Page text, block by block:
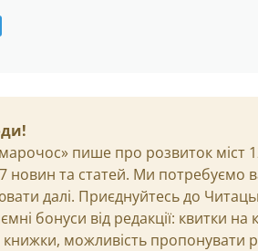
пише про розвиток міст
новин та статей. Ми потребуємо
далі. Приєднуйтесь до
бонуси від редакції: квитки на
можливість пропонувати